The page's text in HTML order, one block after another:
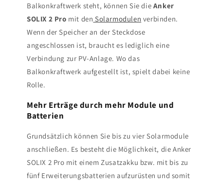
Balkonkraftwerk steht, können Sie die Anker
SOLIX 2 Pro mit den Solarmodulen verbinden.
Wenn der Speicher an der Steckdose
angeschlossen ist, braucht es lediglich eine
Verbindung zur PV-Anlage. Wo das
Balkonkraftwerk aufgestellt ist, spielt dabei keine
Rolle.
Mehr Erträge durch mehr Module und
Batterien
Grundsätzlich können Sie bis zu vier Solarmodule
anschließen. Es besteht die Möglichkeit, die Anker
SOLIX 2 Pro mit einem Zusatzakku bzw. mit bis zu
fünf Erweiterungsbatterien aufzurüsten und somit